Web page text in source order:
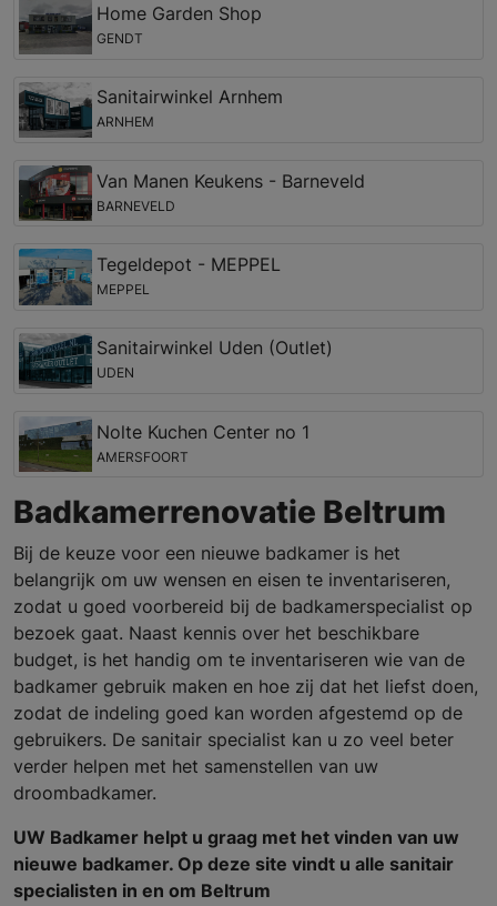
Home Garden Shop
GENDT
Sanitairwinkel Arnhem
ARNHEM
Van Manen Keukens - Barneveld
BARNEVELD
Tegeldepot - MEPPEL
MEPPEL
Sanitairwinkel Uden (Outlet)
UDEN
Nolte Kuchen Center no 1
AMERSFOORT
Badkamerrenovatie Beltrum
Bij de keuze voor een nieuwe badkamer is het
belangrijk om uw wensen en eisen te inventariseren,
zodat u goed voorbereid bij de badkamerspecialist op
bezoek gaat. Naast kennis over het beschikbare
budget, is het handig om te inventariseren wie van de
badkamer gebruik maken en hoe zij dat het liefst doen,
zodat de indeling goed kan worden afgestemd op de
gebruikers. De sanitair specialist kan u zo veel beter
verder helpen met het samenstellen van uw
droombadkamer.
UW Badkamer helpt u graag met het vinden van uw
nieuwe badkamer. Op deze site vindt u alle sanitair
specialisten in en om Beltrum